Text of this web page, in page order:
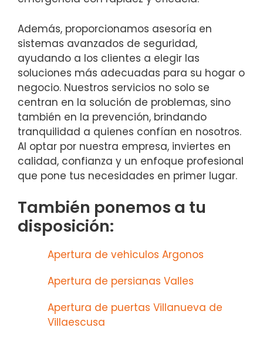
Además, proporcionamos asesoría en
sistemas avanzados de seguridad,
ayudando a los clientes a elegir las
soluciones más adecuadas para su hogar o
negocio. Nuestros servicios no solo se
centran en la solución de problemas, sino
también en la prevención, brindando
tranquilidad a quienes confían en nosotros.
Al optar por nuestra empresa, inviertes en
calidad, confianza y un enfoque profesional
que pone tus necesidades en primer lugar.
También ponemos a tu
disposición:
Apertura de vehiculos Argonos
Apertura de persianas Valles
Apertura de puertas Villanueva de
Villaescusa